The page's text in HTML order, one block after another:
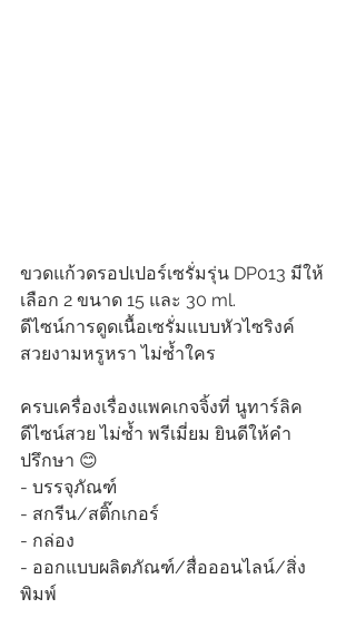
ขวดแก้วดรอปเปอร์เซรั่มรุ่น DP013 มีให้
เลือก 2 ขนาด 15 และ 30 ml.
ดีไซน์การดูดเนื้อเซรั่มแบบหัวไซริงค์
สวยงามหรูหรา ไม่ซ้ำใคร
ครบเครื่องเรื่องแพคเกจจิ้งที่ นูทาร์ลิค
ดีไซน์สวย ไม่ซ้ำ พรีเมี่ยม ยินดีให้คำ
ปรึกษา 😊
- บรรจุภัณฑ์
- สกรีน/สติ๊กเกอร์
- กล่อง
- ออกแบบผลิตภัณฑ์/สื่อออนไลน์/สิ่ง
พิมพ์